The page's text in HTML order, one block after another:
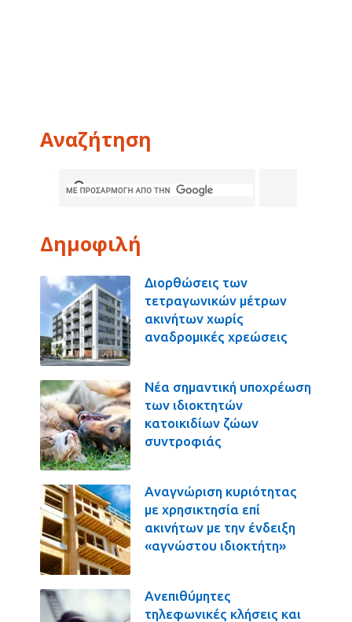
Αναζήτηση
Δημοφιλή
Διορθώσεις των
τετραγωνικών μέτρων
ακινήτων χωρίς
αναδρομικές χρεώσεις
Νέα σημαντική υποχρέωση
των ιδιοκτητών
κατοικιδίων ζώων
συντροφιάς
Αναγνώριση κυριότητας
με χρησικτησία επί
ακινήτων με την ένδειξη
«αγνώστου ιδιοκτήτη»
Ανεπιθύμητες
τηλεφωνικές κλήσεις και